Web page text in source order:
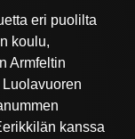
eri puolilta
koulu,
Armfeltin
kanssa